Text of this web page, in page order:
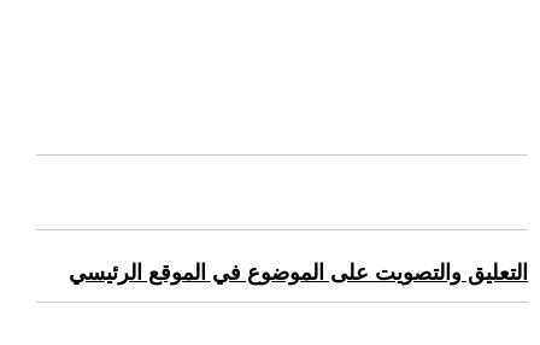
التعليق والتصويت على الموضوع في الموقع الرئيسي